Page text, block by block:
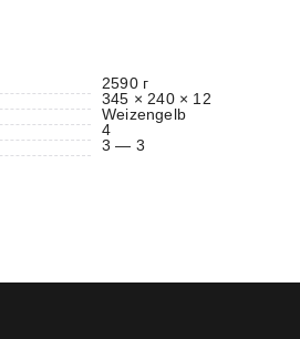
2590 г
345 × 240 × 12
Weizengelb
4
3 — 3